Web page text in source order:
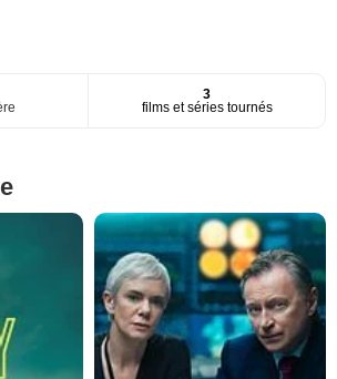
3
films et séries tournés